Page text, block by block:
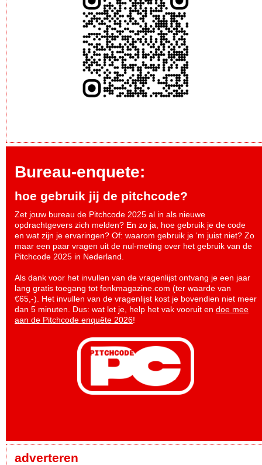
Bureau-enquete:
hoe gebruik jij de pitchcode?
Zet jouw bureau de Pitchcode 2025 al in als nieuwe
opdrachtgevers zich melden? En zo ja, hoe gebruik je de code
en wat zijn je ervaringen? Of: waarom gebruik je ‘m juist niet? Zo
maar een paar vragen uit de nul-meting over het gebruik van de
Pitchcode 2025 in Nederland.
Als dank voor het invullen van de vragenlijst ontvang je een jaar
lang gratis toegang tot fonkmagazine.com (ter waarde van
€65,-). Het invullen van de vragenlijst kost je bovendien niet meer
dan 5 minuten. Dus: wat let je, help het vak vooruit en doe mee
aan de Pitchcode enquête 2026!
adverteren